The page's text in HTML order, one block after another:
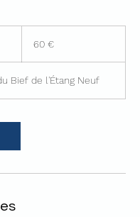
60 €
Bief de l'Étang Neuf